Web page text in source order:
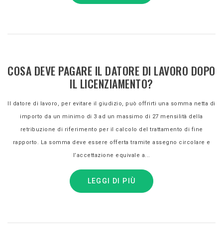
COSA DEVE PAGARE IL DATORE DI LAVORO DOPO
IL LICENZIAMENTO?
Il datore di lavoro, per evitare il giudizio, può offrirti una somma netta di
importo da un minimo di 3 ad un massimo di 27 mensilità della
retribuzione di riferimento per il calcolo del trattamento di fine
rapporto. La somma deve essere offerta tramite assegno circolare e
l’accettazione equivale a...
LEGGI DI PIÙ